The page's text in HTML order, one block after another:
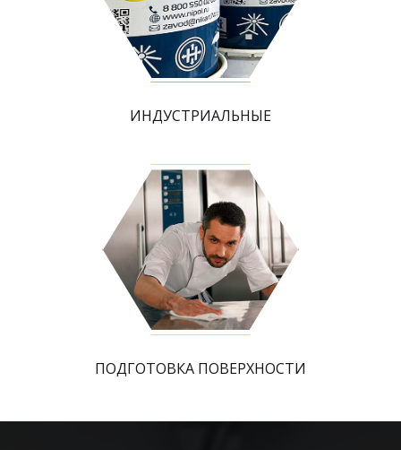
ИНДУСТРИАЛЬНЫЕ
ПОДГОТОВКА ПОВЕРХНОСТИ